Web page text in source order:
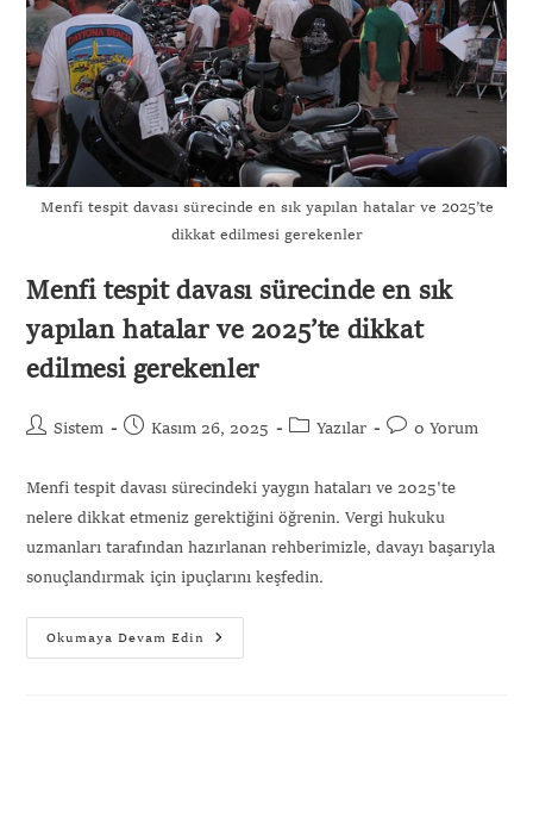
Menfi tespit davası sürecinde en sık yapılan hatalar ve 2025’te
dikkat edilmesi gerekenler
Menfi tespit davası sürecinde en sık
yapılan hatalar ve 2025’te dikkat
edilmesi gerekenler
Sistem Kasım 26, 2025 Yazılar 0 Yorum
Menfi tespit davası sürecindeki yaygın hataları ve 2025'te
nelere dikkat etmeniz gerektiğini öğrenin. Vergi hukuku
uzmanları tarafından hazırlanan rehberimizle, davayı başarıyla
sonuçlandırmak için ipuçlarını keşfedin.
Okumaya Devam Edin